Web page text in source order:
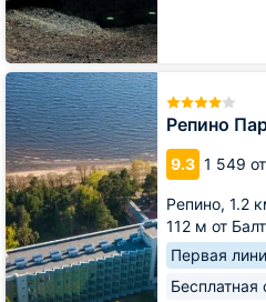
Репино
9.3 1 549
Репино, 1.2
112 м от
Первая
Бесплатная
Репино
Парк
Отель